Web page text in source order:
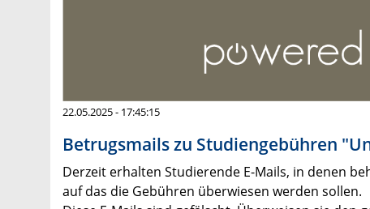
22.05.2025 - 17:45:15
Betrugsmails zu Studiengebühren
Derzeit erhalten Studierende E-Mails, in denen
auf das die Gebühren überwiesen werden sollen.